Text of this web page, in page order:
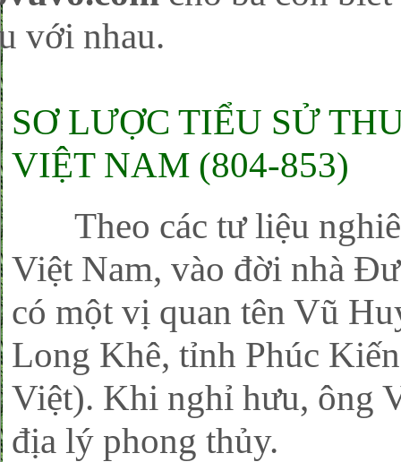
với nhau.
SƠ LƯỢC TIỂU SỬ
VIỆT NAM (804-853)
Theo các tư liệu
Việt Nam, vào đời nhà
có một vị quan tên Vũ
Long Khê, tỉnh Phúc
Việt). Khi nghỉ hưu, ông
địa lý phong thủy.